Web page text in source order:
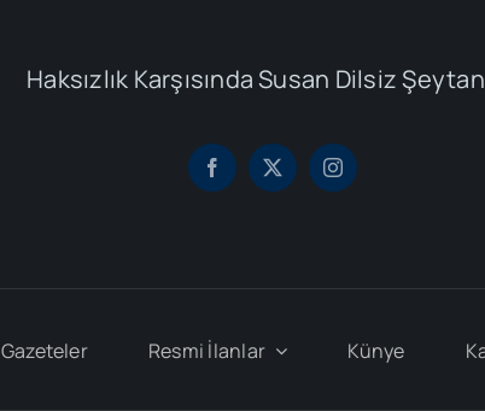
Haksızlık Karşısında Susan Dilsiz
Gazeteler Resmi İlanlar Künye